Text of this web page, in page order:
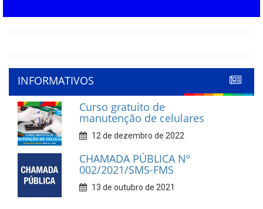
INFORMATIVOS
Curso gratuito de
manutenção de celulares
12 de dezembro de 2022
CHAMADA PÚBLICA Nº
002/2021/SMS-FMS
13 de outubro de 2021